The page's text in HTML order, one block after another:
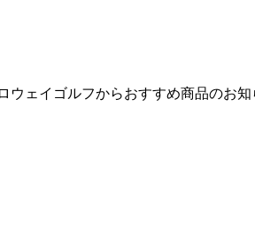
ェイゴルフからおすすめ商品のお知